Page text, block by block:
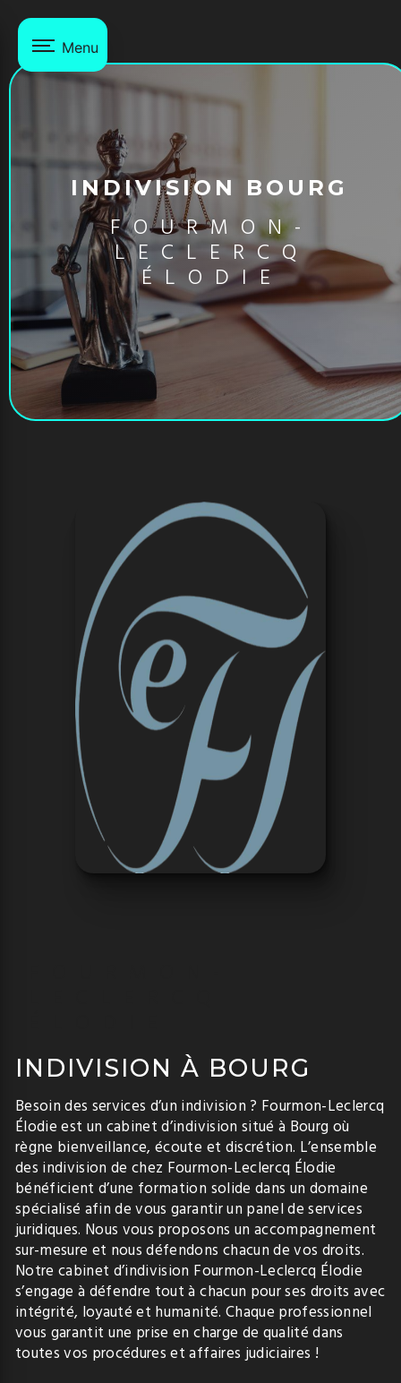
Menu
INDIVISION BOURG
FOURMON-
LECLERCQ
ÉLODIE
INDIVISION À BOURG
Besoin des services d’un indivision ? Fourmon-Leclercq
Élodie est un cabinet d’indivision situé à Bourg où
règne bienveillance, écoute et discrétion. L’ensemble
des indivision de chez Fourmon-Leclercq Élodie
bénéficient d’une formation solide dans un domaine
spécialisé afin de vous garantir un panel de services
juridiques. Nous vous proposons un accompagnement
sur-mesure et nous défendons chacun de vos droits.
Notre cabinet d’indivision Fourmon-Leclercq Élodie
s’engage à défendre tout à chacun pour ses droits avec
intégrité, loyauté et humanité. Chaque professionnel
vous garantit une prise en charge de qualité dans
toutes vos procédures et affaires judiciaires !